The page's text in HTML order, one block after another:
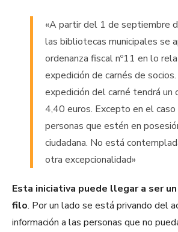
«A partir del 1 de septiembre
las bibliotecas municipales se
ordenanza fiscal nº11 en lo
expedición de carnés de socios.
expedición del carné tendrá un
4,40 euros. Excepto en el
personas que estén en
ciudadana. No está
otra excepcionalidad»
Esta iniciativa puede llegar a ser
filo. Por un lado se está privando del
información a las personas que no